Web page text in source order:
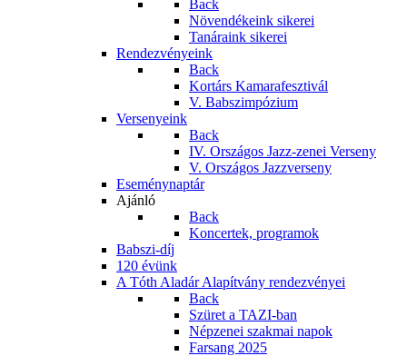
Back
Növendékeink sikerei
Tanáraink sikerei
Rendezvényeink
Back
Kortárs Kamarafesztivál
V. Babszimpózium
Versenyeink
Back
IV. Országos Jazz-zenei Verseny
V. Országos Jazzverseny
Eseménynaptár
Ajánló
Back
Koncertek, programok
Babszi-díj
120 évünk
A Tóth Aladár Alapítvány rendezvényei
Back
Szüret a TAZI-ban
Népzenei szakmai napok
Farsang 2025